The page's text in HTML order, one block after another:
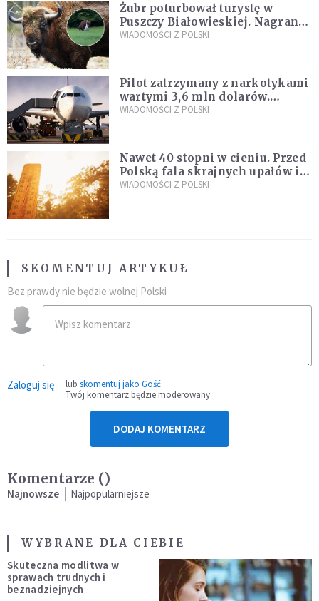
Żubr poturbował turystę w
Puszczy Białowieskiej. Nagranie
daje do myślenia
WIADOMOŚCI Z POLSKI
Pilot zatrzymany z narkotykami
wartymi 3,6 mln dolarów.
Śledczy podejrzewają, że latał
WIADOMOŚCI Z POLSKI
Nawet 40 stopni w cieniu. Przed
Polską fala skrajnych upałów i
gwałtowne burze
WIADOMOŚCI Z POLSKI
SKOMENTUJ ARTYKUŁ
Bez prawdy nie będzie wolnej Polski
Zaloguj się lub skomentuj jako Gość
Twój komentarz będzie moderowany
DODAJ KOMENTARZ
Komentarze ()
Najnowsze Najpopularniejsze
WYBRANE DLA CIEBIE
Skuteczna modlitwa w
sprawach trudnych i
beznadziejnych